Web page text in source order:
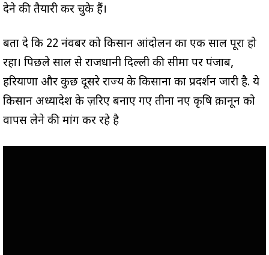
देने की तैयारी कर चुके हैं।
बता दे कि 22 नंवबर को किसान आंदोलन का एक साल पूरा हो
रहा। पिछले साल से राजधानी दिल्ली की सीमा पर पंजाब,
हरियाणा और कुछ दूसरे राज्य के किसानों का प्रदर्शन जारी है. ये
किसान अध्यादेश के ज़रिए बनाए गए तीनों नए कृषि क़ानून को
वापस लेने की मांग कर रहे है